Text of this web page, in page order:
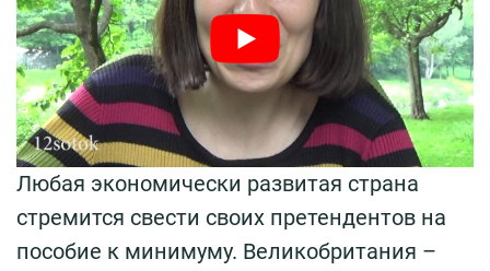
Любая экономически развитая страна
стремится свести своих претендентов на
пособие к минимуму. Великобритания –